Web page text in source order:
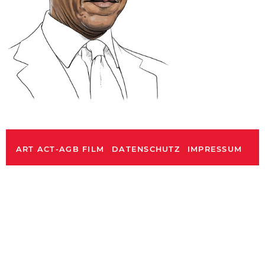
ART ACT-AGB FILM DATENSCHUTZ IMPRESSUM